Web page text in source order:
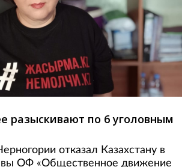
разыскивают по 6 уголовным
отказал Казахстану в
ОФ «Общественное движение